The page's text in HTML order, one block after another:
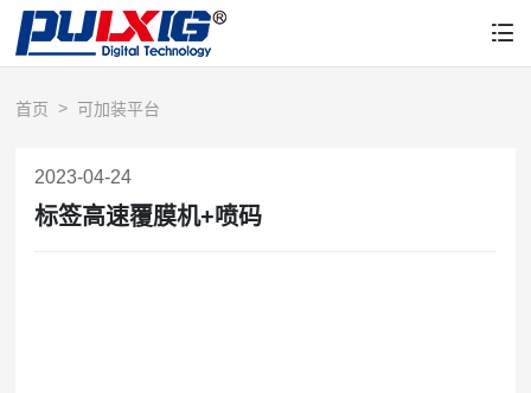
首页 可加装平台
2023-04-24
标签高速覆膜机+喷码